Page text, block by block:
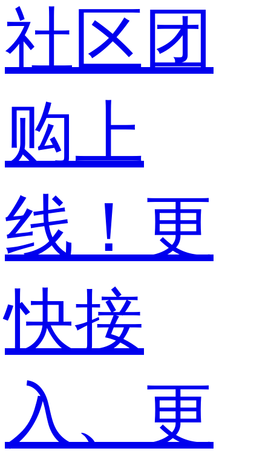
社区团
购上
线！更
快接
入、更